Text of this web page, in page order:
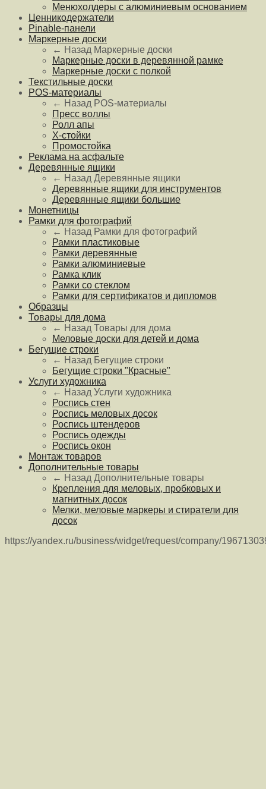
Менюхолдеры с алюминиевым основанием
Ценникодержатели
Pinable-панели
Маркерные доски
← Назад Маркерные доски
Маркерные доски в деревянной рамке
Маркерные доски с полкой
Текстильные доски
POS-материалы
← Назад POS-материалы
Пресс воллы
Ролл апы
Х-стойки
Промостойка
Реклама на асфальте
Деревянные ящики
← Назад Деревянные ящики
Деревянные ящики для инструментов
Деревянные ящики большие
Монетницы
Рамки для фотографий
← Назад Рамки для фотографий
Рамки пластиковые
Рамки деревянные
Рамки алюминиевые
Рамка клик
Рамки со стеклом
Рамки для сертификатов и дипломов
Образцы
Товары для дома
← Назад Товары для дома
Меловые доски для детей и дома
Бегущие строки
← Назад Бегущие строки
Бегущие строки "Красные"
Услуги художника
← Назад Услуги художника
Роспись стен
Роспись меловых досок
Роспись штендеров
Роспись одежды
Роспись окон
Монтаж товаров
Дополнительные товары
← Назад Дополнительные товары
Крепления для меловых, пробковых и
магнитных досок
Мелки, меловые маркеры и стиратели для
досок
https://yandex.ru/business/widget/request/company/